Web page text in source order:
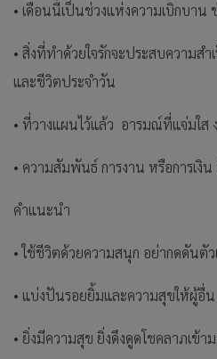
• เดือนนี้เป็นช่วงแห่งความเบิกบาน
• สิ่งที่ทำด้วยใจรักจะประสบความส
และชีวิตประจำวัน
• ที่วางแผนไว้แล้ว อารมณ์ที่แจ่มใส
• ความสัมพันธ์ การงาน หรือการเงิ
คำแนะนำ
• ใช้ชีวิตด้วยความสนุก อย่ากดดันตัว
• แบ่งปันรอยยิ้มและความสุขให้ผู้อื่น
• ยิ่งมีความสุข ยิ่งดึงดูดโชคลาภเข้า